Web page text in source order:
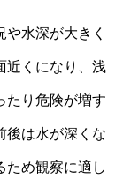
水深が大きく
近くになり、浅
たり危険が増す
後は水が深くな
ため観察に適し